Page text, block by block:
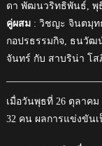
ดา พัฒนวริทธิพันธ์, พุ
คู่ผสม: วิชญะ จินตมุท
กอปรธรรมกิจ, ธนวัฒ
จันทร์ กับ สาบริน่า โส
เมื่อวันพุธที่ 26 ตุลาค
32 คน ผลการแข่งขัน